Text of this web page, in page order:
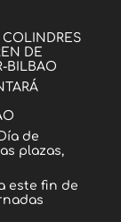
COLINDRES
DE
BILBAO
de
plazas,
este fin de